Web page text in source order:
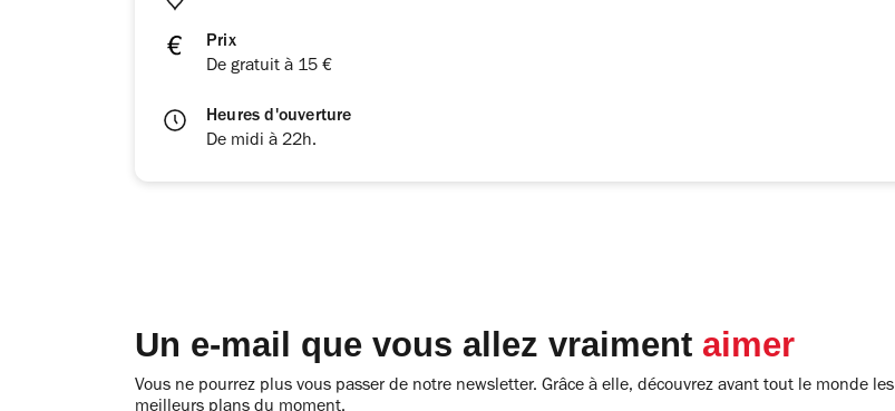
Prix
De gratuit à 15 €
Heures d'ouverture
De midi à 22h.
Un e-mail que vous allez vraiment aimer
Vous ne pourrez plus vous passer de notre newsletter. Grâce à elle, découvrez avant tout le monde les